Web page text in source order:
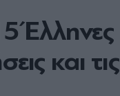
Έλληνες
και τις